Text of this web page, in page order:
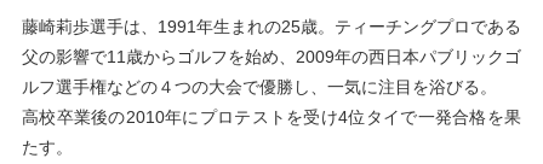
藤崎莉歩選手は、1991年生まれの25歳。ティーチングプロである
父の影響で11歳からゴルフを始め、2009年の西日本パブリックゴ
ルフ選手権などの４つの大会で優勝し、一気に注目を浴びる。
高校卒業後の2010年にプロテストを受け4位タイで一発合格を果
たす。